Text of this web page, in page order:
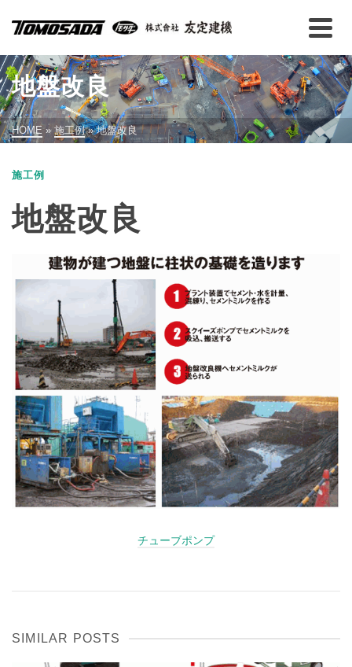
地盤改良
HOME » 施工例 » 地盤改良
施工例
地盤改良
チューブポンプ
SIMILAR POSTS